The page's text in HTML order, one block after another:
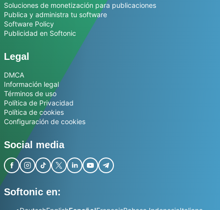
Soluciones de monetización para publicaciones
Publica y administra tu software
Software Policy
Publicidad en Softonic
Legal
DMCA
Información legal
Términos de uso
Política de Privacidad
Política de cookies
Configuración de cookies
Social media
Softonic en: